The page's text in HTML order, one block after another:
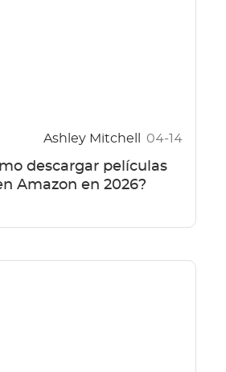
Ashley Mitchell 04-14
descargar películas
Amazon en 2026?